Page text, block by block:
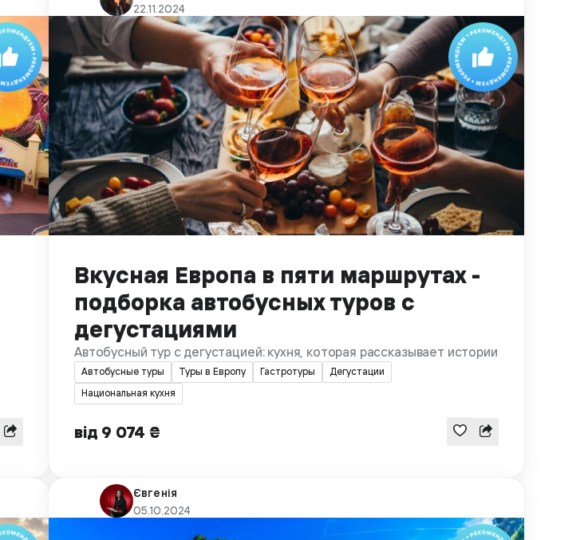
22.11.2024
Вкусная Европа в пяти маршрутах -
подборка автобусных туров с
дегустациями
Автобусный тур с дегустацией: кухня, которая рассказывает истории
Автобусные туры Туры в Европу Гастротуры
Дегустации
Национальная кухня
від 9 074 ₴
Євгенія
05.10.2024